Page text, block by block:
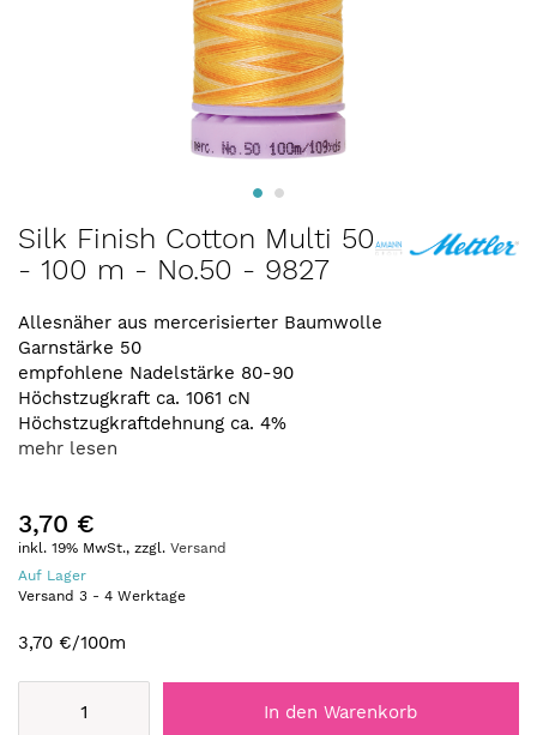
Zum
Anfang
der
springen
Silk Finish Cotton Multi 50
- 100 m - No.50 - 9827
Allesnäher aus mercerisierter Baumwolle
Garnstärke 50
empfohlene Nadelstärke 80-90
Höchstzugkraft ca. 1061 cN
Höchstzugkraftdehnung ca. 4%
mehr lesen
3,70 €
inkl. 19% MwSt., zzgl. Versand
Auf Lager
Versand 3 - 4 Werktage
3,70 €/100m
In den Warenkorb